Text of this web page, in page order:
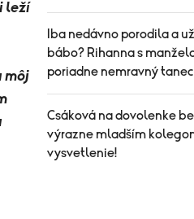
leží
môj
Iba nedávno porodila a
bábo? Rihanna s
poriadne nemravný
Csáková na dovolenke
výrazne mladším
vysvetlenie!